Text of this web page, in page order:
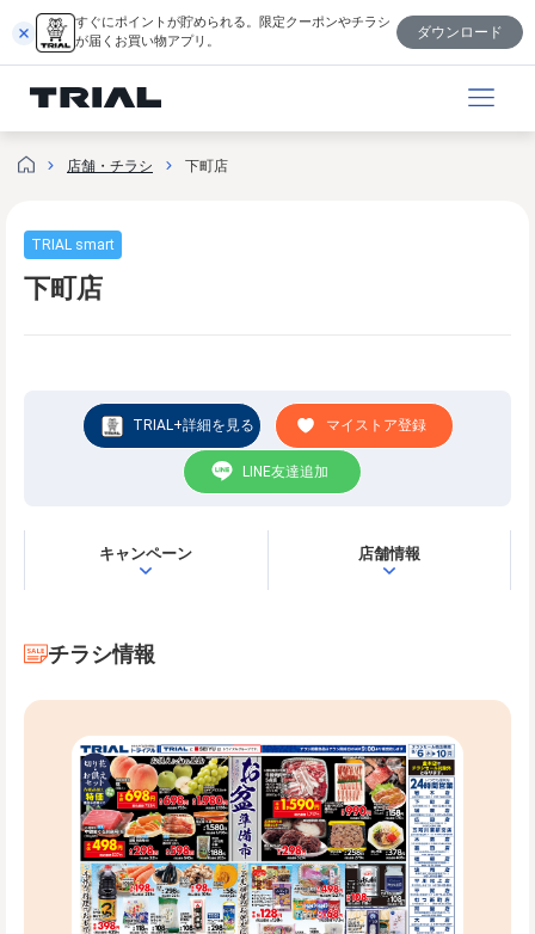
を
キ
すぐにポイントが貯められる。限定クーポンやチラシ
が届くお買い物アプリ。
ダウンロード
店舗・チラシ 下町店
TRIAL smart
下町店
TRIAL+詳細を見る マイストア登録
LINE友達追加
キャンペーン 店舗情報
チラシ情報